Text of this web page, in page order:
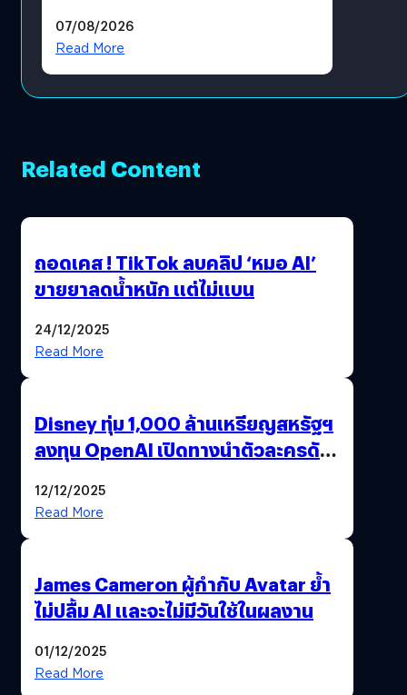
07/08/2026
Read More
Related Content
ถอดเคส ! TikTok ลบคลิป ‘หมอ AI’
ขายยาลดน้ำหนัก แต่ไม่แบน
24/12/2025
Read More
Disney ทุ่ม 1,000 ล้านเหรียญสหรัฐฯ
ลงทุน OpenAI เปิดทางนำตัวละครดัง
12/12/2025
Read More
James Cameron ผู้กำกับ Avatar ย้ำ
ไม่ปลื้ม AI และจะไม่มีวันใช้ในผลงาน
01/12/2025
Read More